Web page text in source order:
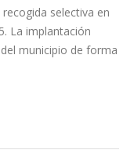
selectiva en
La implantación
municipio de forma